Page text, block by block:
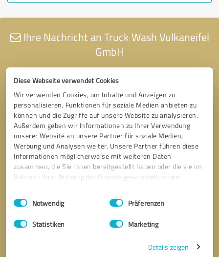
Diese Webseite verwendet Cookies
Wir verwenden Cookies, um Inhalte und Anzeigen zu
personalisieren, Funktionen für soziale Medien anbieten zu
können und die Zugriffe auf unsere Website zu analysieren.
Außerdem geben wir Informationen zu Ihrer Verwendung
unserer Website an unsere Partner für soziale Medien,
Werbung und Analysen weiter. Unsere Partner führen diese
Informationen möglicherweise mit weiteren Daten
zusammen, die Sie ihnen bereitgestellt haben oder die sie im
Rahmen Ihrer Nutzung der Dienste gesammelt haben.
Impressum Datenschutzbestimmungen
Einwilligungsauswahl
Notwendig Präferenzen
Statistiken Marketing
Details zeigen
Ihre Nachricht an Truck Wash Vulkaneifel
GmbH